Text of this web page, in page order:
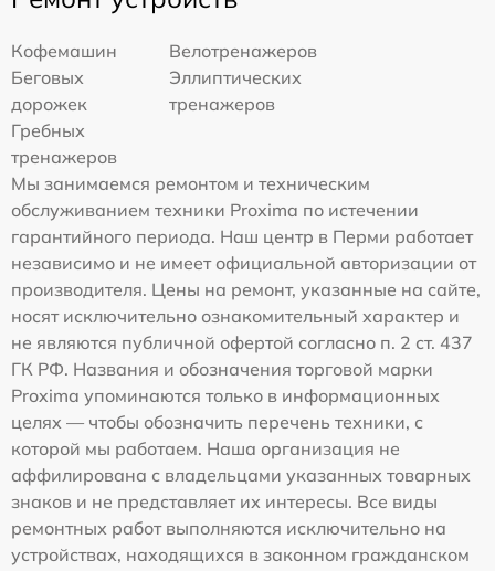
Кофемашин
Велотренажеров
Беговых
дорожек
Эллиптических
тренажеров
Гребных
тренажеров
Мы занимаемся ремонтом и техническим
обслуживанием техники Proxima по истечении
гарантийного периода. Наш центр в Перми работает
независимо и не имеет официальной авторизации от
производителя. Цены на ремонт, указанные на сайте,
носят исключительно ознакомительный характер и
не являются публичной офертой согласно п. 2 ст. 437
ГК РФ. Названия и обозначения торговой марки
Proxima упоминаются только в информационных
целях — чтобы обозначить перечень техники, с
которой мы работаем. Наша организация не
аффилирована с владельцами указанных товарных
знаков и не представляет их интересы. Все виды
ремонтных работ выполняются исключительно на
устройствах, находящихся в законном гражданском